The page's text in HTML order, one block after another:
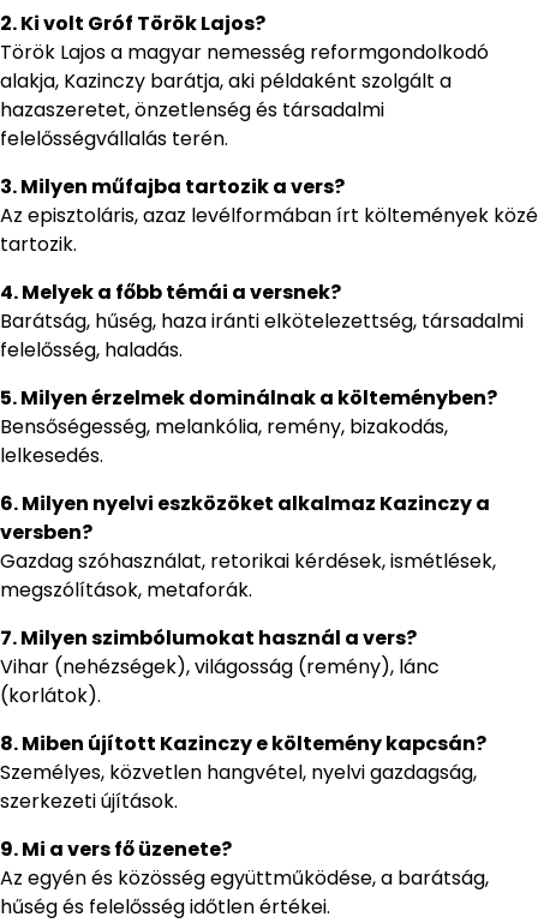
2. Ki volt Gróf Török Lajos?
Török Lajos a magyar nemesség reformgondolkodó
alakja, Kazinczy barátja, aki példaként szolgált a
hazaszeretet, önzetlenség és társadalmi
felelősségvállalás terén.
3. Milyen műfajba tartozik a vers?
Az episztoláris, azaz levélformában írt költemények közé
tartozik.
4. Melyek a főbb témái a versnek?
Barátság, hűség, haza iránti elkötelezettség, társadalmi
felelősség, haladás.
5. Milyen érzelmek dominálnak a költeményben?
Bensőségesség, melankólia, remény, bizakodás,
lelkesedés.
6. Milyen nyelvi eszközöket alkalmaz Kazinczy a
versben?
Gazdag szóhasználat, retorikai kérdések, ismétlések,
megszólítások, metaforák.
7. Milyen szimbólumokat használ a vers?
Vihar (nehézségek), világosság (remény), lánc
(korlátok).
8. Miben újított Kazinczy e költemény kapcsán?
Személyes, közvetlen hangvétel, nyelvi gazdagság,
szerkezeti újítások.
9. Mi a vers fő üzenete?
Az egyén és közösség együttműködése, a barátság,
hűség és felelősség időtlen értékei.